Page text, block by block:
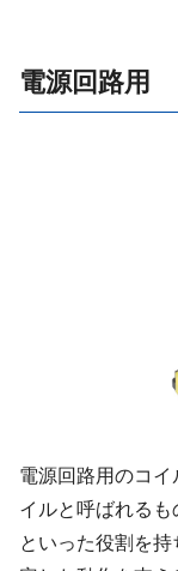
電源回路用
電源回路用のコ
イルと呼ばれる
といった役割を